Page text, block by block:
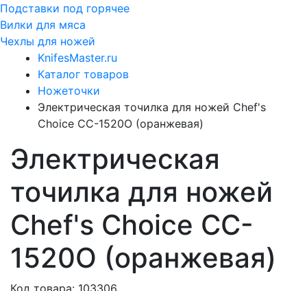
Подставки под горячее
Вилки для мяса
Чехлы для ножей
KnifesMaster.ru
Каталог товаров
Ножеточки
Электрическая точилка для ножей Chef's
Choice CC-1520O (оранжевая)
Электрическая
точилка для ножей
Chef's Choice CC-
1520O (оранжевая)
Код товара: 103306